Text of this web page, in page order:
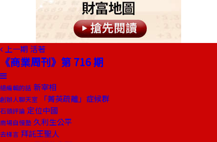
上一期 活著
《商業周刊》第 716 期
總編輯的話 新宰相
創辦人聊天室 「菁英疏離」症候群
石頭評論 定位中國
商場自慢塾 久利生公平
去梯言 拜託王聖人